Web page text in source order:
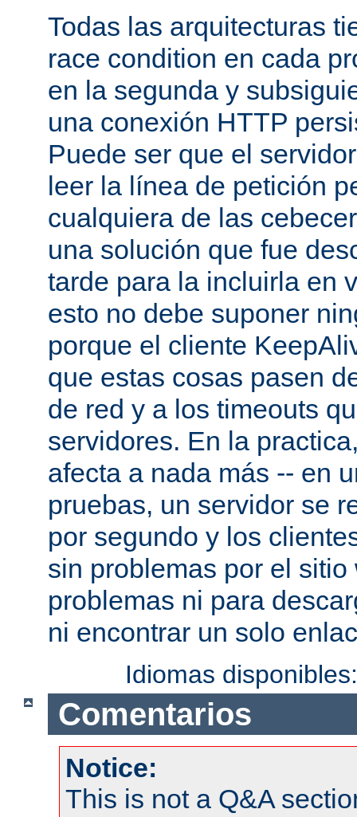
Todas las arquitecturas
race condition en cada
en la segunda y
una conexión HTTP
Puede ser que el
leer la línea de petición
cualquiera de las
una solución que fue
tarde para la incluirla en
esto no debe suponer
porque el cliente
que estas cosas pasen
de red y a los timeouts
servidores. En la
afecta a nada más -- en
pruebas, un servidor se
por segundo y los
sin problemas por el
problemas ni para
ni encontrar un solo
Idiomas
Comentarios
Notice:
This is not a Q&A